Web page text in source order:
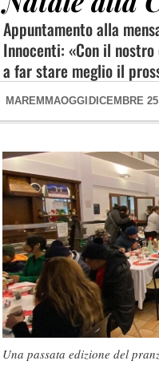
Appuntamento alla
Innocenti: «Con il
a far stare meglio il
MAREMMAOGGI DICEMBRE
Una passata edizione del